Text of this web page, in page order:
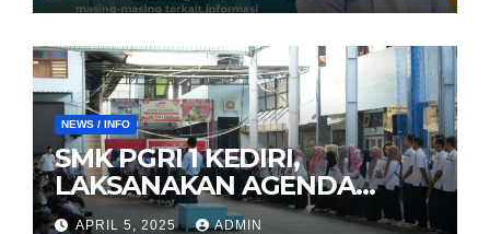
NEWS / INFO
SMK PGRI 1 KEDIRI,
LAKSANAKAN AGENDA
HALAL BIHALAL
APRIL 5, 2025 ADMIN